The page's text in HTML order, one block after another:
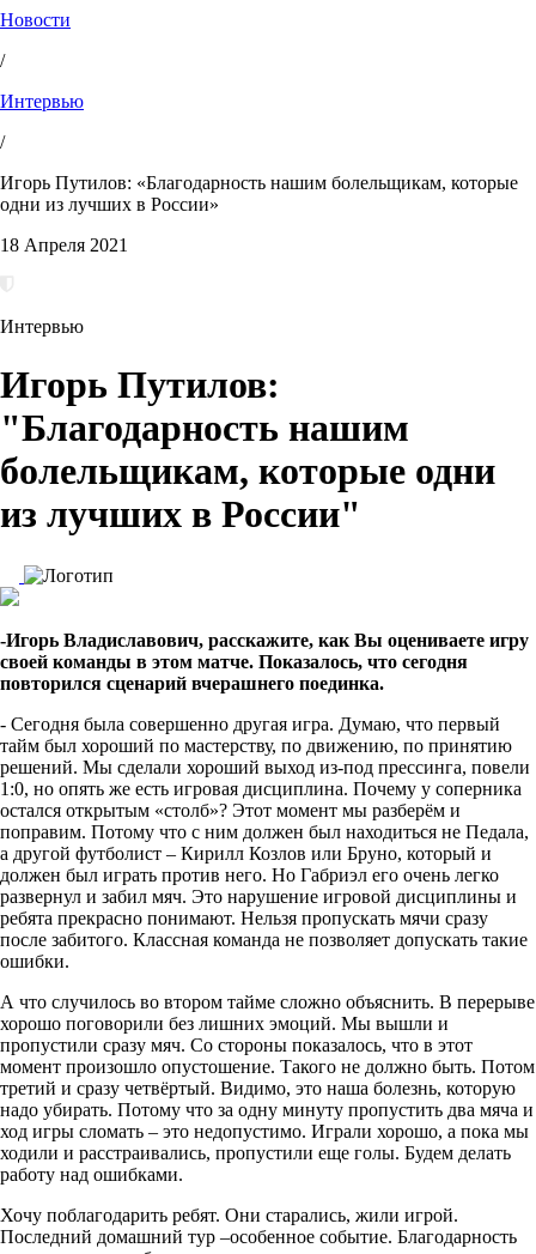
Новости
/
Интервью
/
Игорь Путилов: «Благодарность нашим болельщикам, которые
одни из лучших в России»
18 Апреля 2021
Интервью
Игорь Путилов:
"Благодарность нашим
болельщикам, которые одни
из лучших в России"
-Игорь Владиславович, расскажите, как Вы оцениваете игру
своей команды в этом матче. Показалось, что сегодня
повторился сценарий вчерашнего поединка.
- Сегодня была совершенно другая игра. Думаю, что первый
тайм был хороший по мастерству, по движению, по принятию
решений. Мы сделали хороший выход из-под прессинга, повели
1:0, но опять же есть игровая дисциплина. Почему у соперника
остался открытым «столб»? Этот момент мы разберём и
поправим. Потому что с ним должен был находиться не Педала,
а другой футболист – Кирилл Козлов или Бруно, который и
должен был играть против него. Но Габриэл его очень легко
развернул и забил мяч. Это нарушение игровой дисциплины и
ребята прекрасно понимают. Нельзя пропускать мячи сразу
после забитого. Классная команда не позволяет допускать такие
ошибки.
А что случилось во втором тайме сложно объяснить. В перерыве
хорошо поговорили без лишних эмоций. Мы вышли и
пропустили сразу мяч. Со стороны показалось, что в этот
момент произошло опустошение. Такого не должно быть. Потом
третий и сразу четвёртый. Видимо, это наша болезнь, которую
надо убирать. Потому что за одну минуту пропустить два мяча и
ход игры сломать – это недопустимо. Играли хорошо, а пока мы
ходили и расстраивались, пропустили еще голы. Будем делать
работу над ошибками.
Хочу поблагодарить ребят. Они старались, жили игрой.
Последний домашний тур –особенное событие. Благодарность